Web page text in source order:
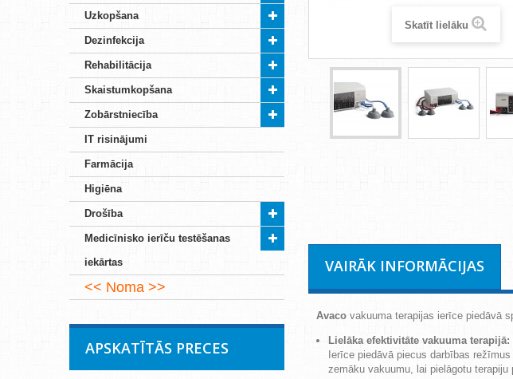
Uzkopšana
Dezinfekcija
Rehabilitācija
Skaistumkopšana
Zobārstniecība
IT risinājumi
Farmācija
Higiēna
Drošība
Medicīnisko ierīču testēšanas
iekārtas
Noma
APSKATĪTĀS PRECES
Skatīt lielāku
VAIRĀK INFORMĀCIJAS
Avaco vakuuma terapijas ierīce piedāvā
Lielāka efektivitāte vakuuma terapijā:
Ierīce piedāvā piecus darbības
zemāku vakuumu, lai pielāgotu terapiju